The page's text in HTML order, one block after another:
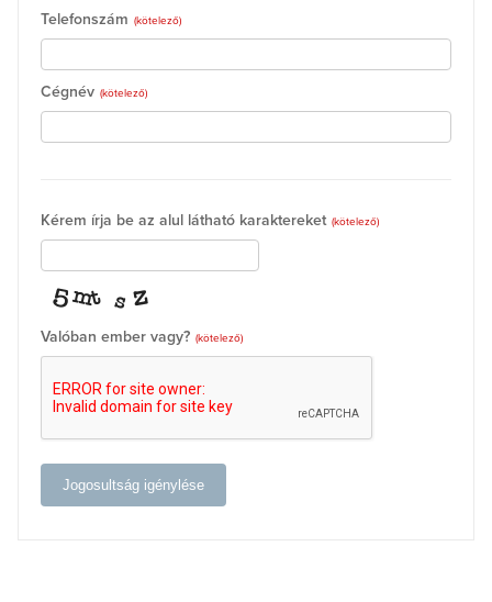
Telefonszám (kötelező)
Cégnév (kötelező)
Kérem írja be az alul látható karaktereket (kötelező)
Valóban ember vagy? (kötelező)
Jogosultság igénylése